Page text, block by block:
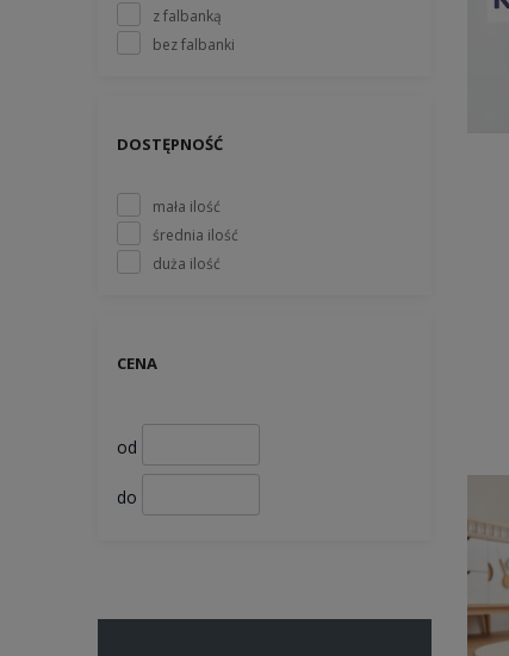
z falbanką
bez falbanki
DOSTĘPNOŚĆ
mała ilość
średnia ilość
duża ilość
CENA
od
do